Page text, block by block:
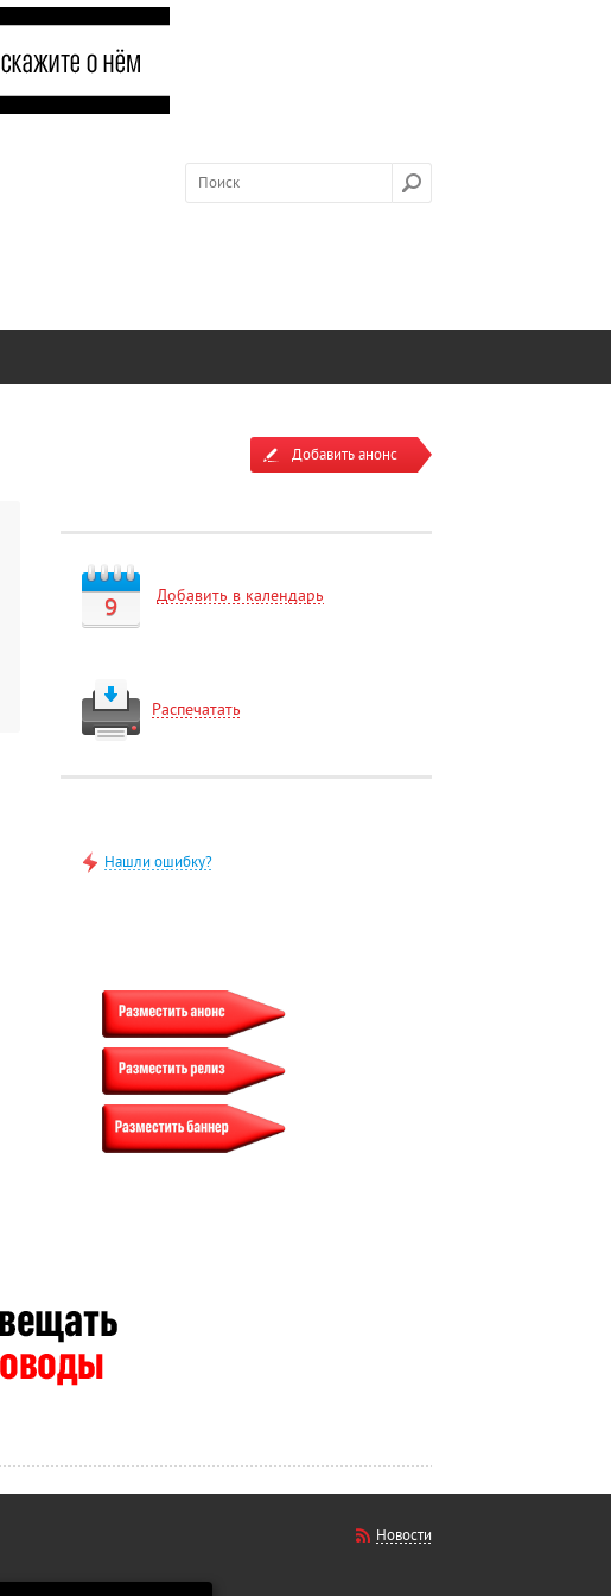
Добавить анонс
9 Добавить в календарь
Распечатать
Нашли ошибку?
Новости